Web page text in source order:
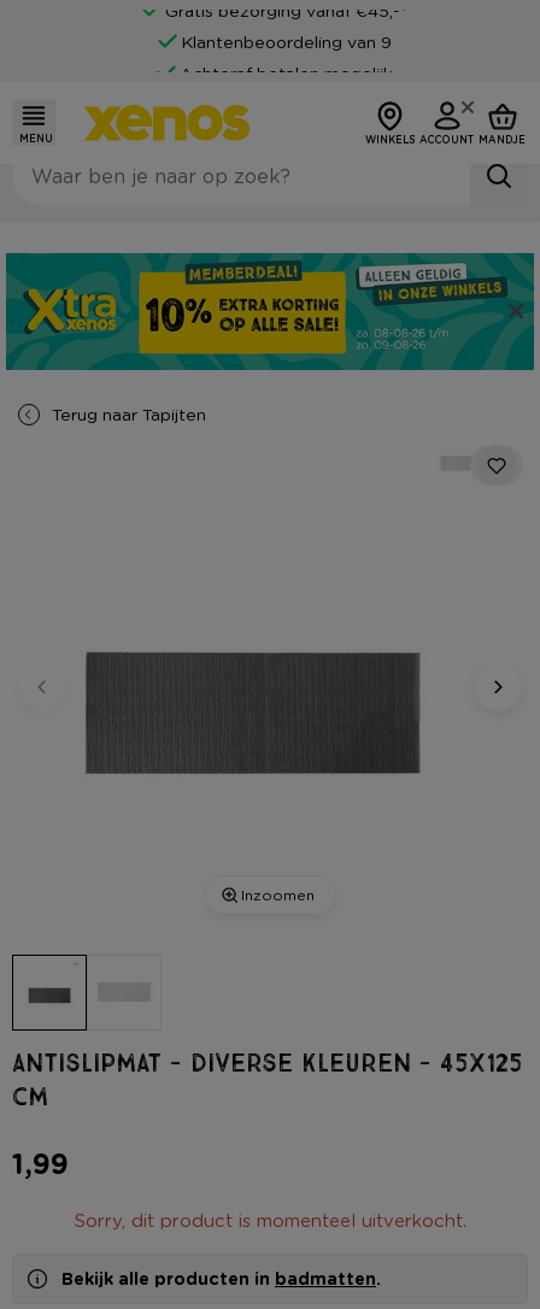
Gratis bezorging vanaf €45,-*
Klantenbeoordeling van 9
Achteraf betalen mogelijk
MENU WINKELS ACCOUNT MANDJE
Terug naar Tapijten
Inzoomen
Antislipmat - diverse kleuren - 45x125
cm
1,99
Sorry, dit product is momenteel uitverkocht.
Bekijk alle producten in badmatten.